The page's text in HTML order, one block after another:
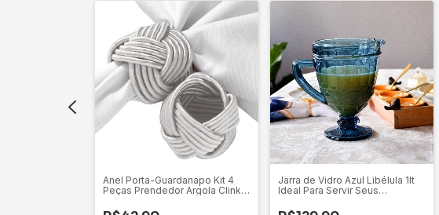
Anel Porta-Guardanapo Kit 4
Peças Prendedor Argola Clink
Jarra de Vidro Azul Libélula 1lt
Ideal Para Servir Seus